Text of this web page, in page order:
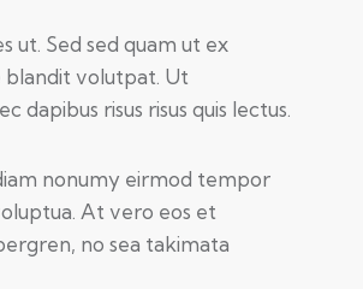
ut. Sed sed quam ut ex
blandit volutpat. Ut
dapibus risus risus quis lectus.
nonumy eirmod tempor
At vero eos et
no sea takimata